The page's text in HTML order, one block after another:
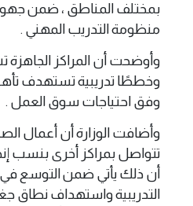
بمختلف المناطق ، ضمن جهود
منظومة التدريب المهني .
وأوضحت أن المراكز الجاهزة
وخططًا تدريبية تستهدف
وفق احتياجات سوق العمل .
وأضافت الوزارة أن أعمال
تتواصل بمراكز أخرى بنسب
أن ذلك يأتي ضمن التوسع في
التدريبية واستهداف نطاق